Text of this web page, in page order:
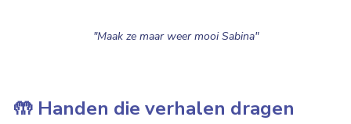
"Maak ze maar weer mooi Sabina"
🤲 Handen die verhalen dragen